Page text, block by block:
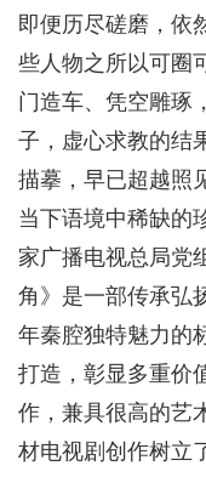
即便历尽磋磨，
些人物之所以可圈
门造车、凭空雕琢
子，虚心求教的结
描摹，早已超越照
当下语境中稀缺的
家广播电视总局党
角》是一部传承弘
年秦腔独特魅力的
打造，彰显多重价
作，兼具很高的艺
材电视剧创作树立